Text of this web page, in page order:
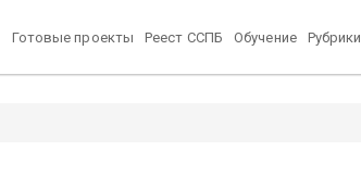
Готовые проекты Реест ССПБ Обучение Рубрики